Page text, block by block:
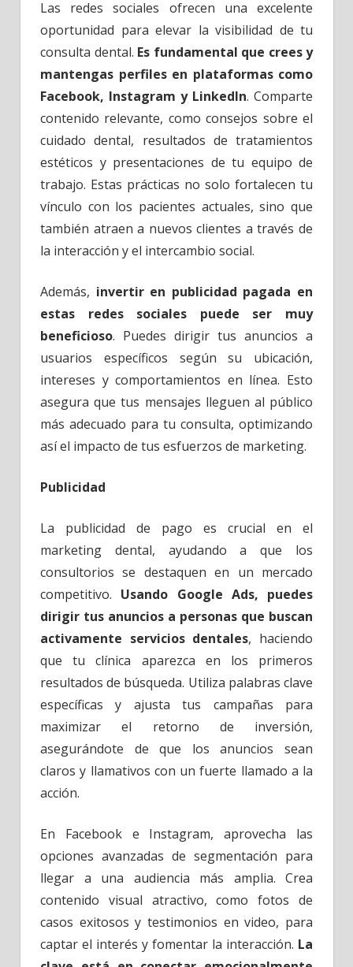
Las redes sociales ofrecen una excelente
oportunidad para elevar la visibilidad de tu
consulta dental. Es fundamental que crees y
mantengas perfiles en plataformas como
Facebook, Instagram y LinkedIn. Comparte
contenido relevante, como consejos sobre el
cuidado dental, resultados de tratamientos
estéticos y presentaciones de tu equipo de
trabajo. Estas prácticas no solo fortalecen tu
vínculo con los pacientes actuales, sino que
también atraen a nuevos clientes a través de
la interacción y el intercambio social.
Además, invertir en publicidad pagada en
estas redes sociales puede ser muy
beneficioso. Puedes dirigir tus anuncios a
usuarios específicos según su ubicación,
intereses y comportamientos en línea. Esto
asegura que tus mensajes lleguen al público
más adecuado para tu consulta, optimizando
así el impacto de tus esfuerzos de marketing.
Publicidad
La publicidad de pago es crucial en el
marketing dental, ayudando a que los
consultorios se destaquen en un mercado
competitivo. Usando Google Ads, puedes
dirigir tus anuncios a personas que buscan
activamente servicios dentales, haciendo
que tu clínica aparezca en los primeros
resultados de búsqueda. Utiliza palabras clave
específicas y ajusta tus campañas para
maximizar el retorno de inversión,
asegurándote de que los anuncios sean
claros y llamativos con un fuerte llamado a la
acción.
En Facebook e Instagram, aprovecha las
opciones avanzadas de segmentación para
llegar a una audiencia más amplia. Crea
contenido visual atractivo, como fotos de
casos exitosos y testimonios en video, para
captar el interés y fomentar la interacción. La